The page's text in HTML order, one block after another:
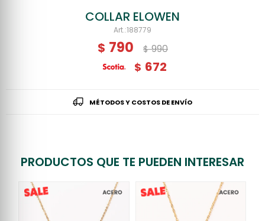
COLLAR ELOWEN
188779
$ 790 $ 990
$ 672
MÉTODOS Y COSTOS DE ENVÍO
PRODUCTOS QUE TE PUEDEN INTERESAR